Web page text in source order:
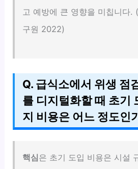
고 예방에 큰 영향을 미칩니다.
구원 2022)
Q. 급식소에서 위생 점
를 디지털화할 때 초기
지 비용은 어느 정도인
핵심은 초기 도입 비용은 시설